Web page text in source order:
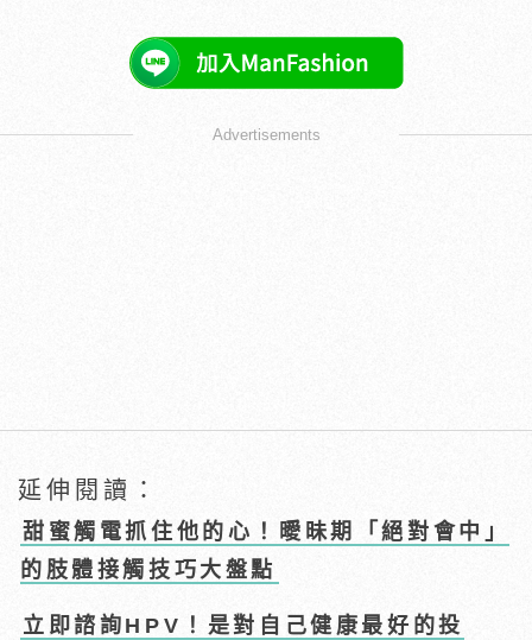
Advertisements
延伸閱讀：
甜蜜觸電抓住他的心！曖昧期「絕對會中」
的肢體接觸技巧大盤點
立即諮詢HPV！是對自己健康最好的投